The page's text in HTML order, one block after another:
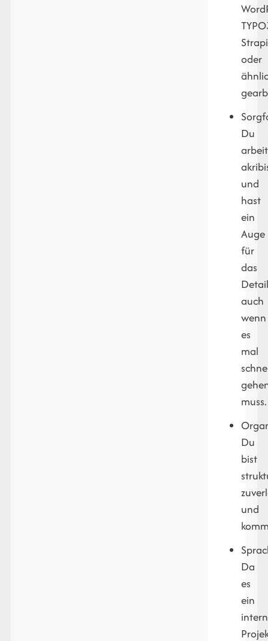
Strapi
oder
Du
und
hast
ein
Auge
für
das
auch
wenn
es
mal
muss.
Du
bist
und
Da
es
ein